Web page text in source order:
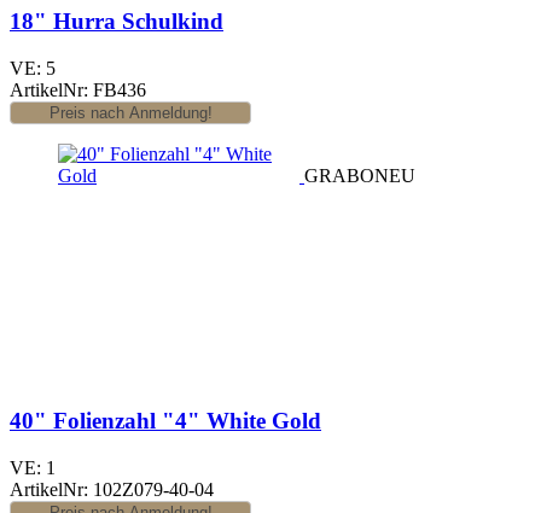
18" Hurra Schulkind
VE: 5
ArtikelNr: FB436
GRABONEU
40" Folienzahl "4" White Gold
VE: 1
ArtikelNr: 102Z079-40-04